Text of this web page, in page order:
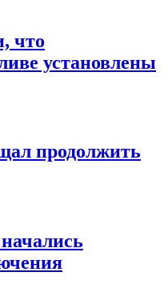
что
установлены
продолжить